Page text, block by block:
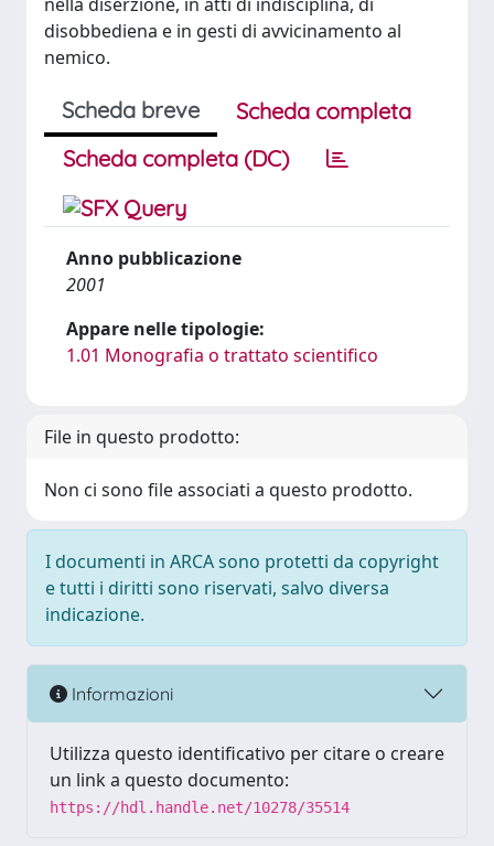
disobbediena e in gesti di avvicinamento al
nemico.
Scheda breve
Scheda completa
Scheda completa (DC)
Anno pubblicazione
2001
Appare nelle tipologie:
1.01 Monografia o trattato scientifico
File in questo prodotto:
Non ci sono file associati a questo prodotto.
I documenti in ARCA sono protetti da copyright
e tutti i diritti sono riservati, salvo diversa
indicazione.
Informazioni
Utilizza questo identificativo per citare o creare
un link a questo documento:
https://hdl.handle.net/10278/35514